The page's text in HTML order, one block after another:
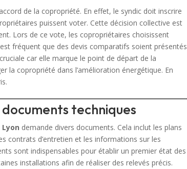
de la copropriété. En effet, le syndic doit inscrire
puissent voter. Cette décision collective est
Lors de ce vote, les copropriétaires choisissent
fréquent que des devis comparatifs soient présentés
car elle marque le point de départ de la
la copropriété dans l’amélioration énergétique. En
techniques
demande divers documents. Cela inclut les plans
contrats d’entretien et les informations sur les
sont indispensables pour établir un premier état des
installations afin de réaliser des relevés précis.